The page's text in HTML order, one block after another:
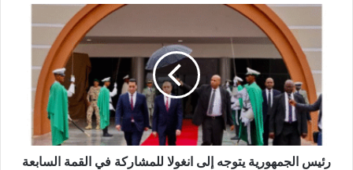
رئيس الجمهورية يتوجه إلى انغولا للمشاركة في القمة السابعة